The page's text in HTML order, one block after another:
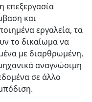
επεξεργασία
και
εργαλεία, τα
το δικαίωμα να
με διαρθρωμένη,
αναγνώσιμη
σε άλλο